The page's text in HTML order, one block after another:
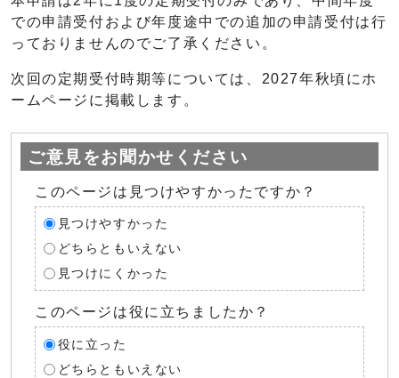
での申請受付および年度途中での追加の申請受付は行
っておりませんのでご了承ください。
次回の定期受付時期等については、2027年秋頃にホ
ームページに掲載します。
ご意見をお聞かせください
このページは見つけやすかったですか？
見つけやすかった
どちらともいえない
見つけにくかった
このページは役に立ちましたか？
役に立った
どちらともいえない